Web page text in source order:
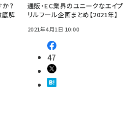
？
底解
通販・EC業界のユニークなエイプ
リルフール企画まとめ【2021年】
2021年4月1日 10:00
47